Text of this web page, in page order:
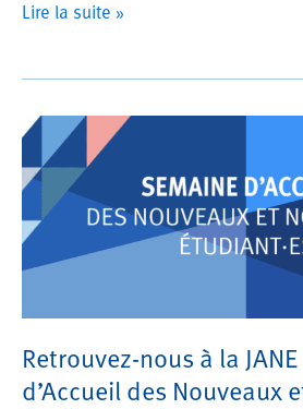
ULB
Day
Lire la suite »
Retrouvez-nous à la
d’Accueil des Nouveaux